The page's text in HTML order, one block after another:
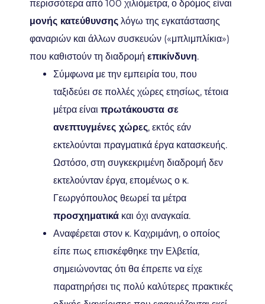
περισσότερα από 100 χιλιόμετρα, ο δρόμος είναι
μονής κατεύθυνσης λόγω της εγκατάστασης
φαναριών και άλλων συσκευών («μπλιμπλίκια»)
που καθιστούν τη διαδρομή επικίνδυνη.
Σύμφωνα με την εμπειρία του, που
ταξιδεύει σε πολλές χώρες ετησίως, τέτοια
μέτρα είναι πρωτάκουστα σε
ανεπτυγμένες χώρες, εκτός εάν
εκτελούνται πραγματικά έργα κατασκευής.
Ωστόσο, στη συγκεκριμένη διαδρομή δεν
εκτελούνταν έργα, επομένως ο κ.
Γεωργόπουλος θεωρεί τα μέτρα
προσχηματικά και όχι αναγκαία.
Αναφέρεται στον κ. Καχριμάνη, ο οποίος
είπε πως επισκέφθηκε την Ελβετία,
σημειώνοντας ότι θα έπρεπε να είχε
παρατηρήσει τις πολύ καλύτερες πρακτικές